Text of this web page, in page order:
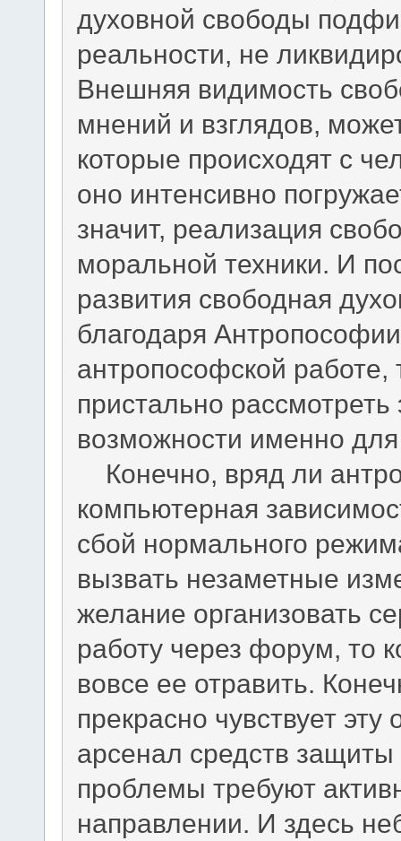
духовной свободы
реальности, не
Внешняя видимость
мнений и взглядов,
которые происходят с
оно интенсивно
значит, реализация
моральной техники. И
развития свободная
благодаря
антропософской
пристально
возможности именно
Конечно, вряд ли
компьютерная
сбой нормального
вызвать незаметные
желание организовать
работу через форум, то
вовсе ее отравить.
прекрасно чувствует
арсенал средств
проблемы требуют
направлении. И здесь